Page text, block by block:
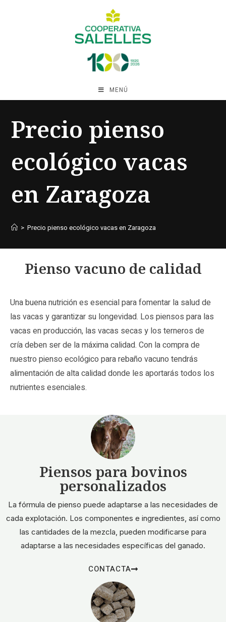
MENÚ
Precio pienso
ecológico vacas
en Zaragoza
> Precio pienso ecológico vacas en Zaragoza
Pienso vacuno de calidad
Una buena nutrición es esencial para fomentar la salud de
las vacas y garantizar su longevidad. Los piensos para las
vacas en producción, las vacas secas y los terneros de
cría deben ser de la máxima calidad. Con la compra de
nuestro pienso ecológico para rebaño vacuno tendrás
alimentación de alta calidad donde les aportarás todos los
nutrientes esenciales.
Piensos para bovinos
personalizados
La fórmula de pienso puede adaptarse a las necesidades de
cada explotación. Los componentes e ingredientes, así como
las cantidades de la mezcla, pueden modificarse para
adaptarse a las necesidades específicas del ganado.
CONTACTA